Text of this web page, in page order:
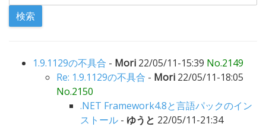
1.9.1129の不具合 - Mori 22/05/11-15:39 No.2149
Re: 1.9.1129の不具合 - Mori 22/05/11-18:05
No.2150
.NET Framework4.8と言語パックのイン
ストール - ゆうと 22/05/11-21:34